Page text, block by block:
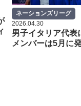
ネーションズリーグ
2026.04.30
男子イタリア代表
メンバーは5月に